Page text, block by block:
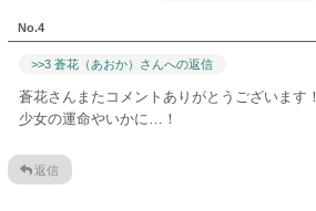
No.4
>>3 蒼花（あおか）さんへの返信
蒼花さんまたコメントありがとうございます！
少女の運命やいかに…！
返信